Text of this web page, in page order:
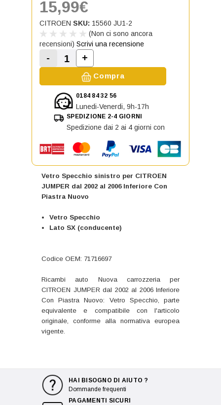
Vetro Specchio sinistro per CITROEN
JUMPER dal 2002 al 2006 Inferiore Con
Piastra Nuovo
Vetro Specchio
Lato SX (conducente)
Codice OEM: 71716697
Ricambi auto Nuova carrozzeria per
CITROEN JUMPER dal 2002 al 2006 Inferiore
Con Piastra Nuovo: Vetro Specchio, parte
equivalente e compatibile con l'articolo
originale, conforme alla normativa europea
vigente.
15,99€
CITROEN SKU: 15560 JU1-2
(Non ci sono ancora
recensioni) Scrivi una recensione
Diminuisci la quantità di Vetro Specchio
-
Aumenta la quantità di Vetro
+
Compra
0184 84 32 56
Lunedi-Venerdi, 9h-17h
SPEDIZIONE 2-4 GIORNI
Spedizione dai 2 ai 4 giorni con
HAI BISOGNO DI AIUTO ?
Dommande frequenti
PAGAMENTI SICURI